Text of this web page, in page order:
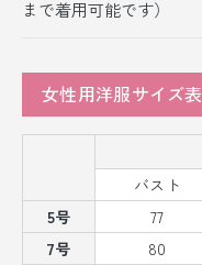
まで着用可能です）
女性用洋服サイズ表
バスト
5号
77
7号
80